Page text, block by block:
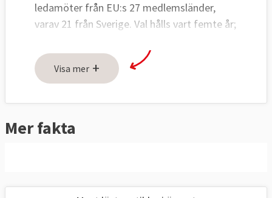
ledamöter från EU:s 27 medlemsländer,
varav 21 från Sverige. Val hålls vart femte år;
EU-länderna har över tid gett
Europaparlamentet mera makt och
lagstiftningsområden
EU-ländernas regeringar och
Visa mer +
Mer fakta